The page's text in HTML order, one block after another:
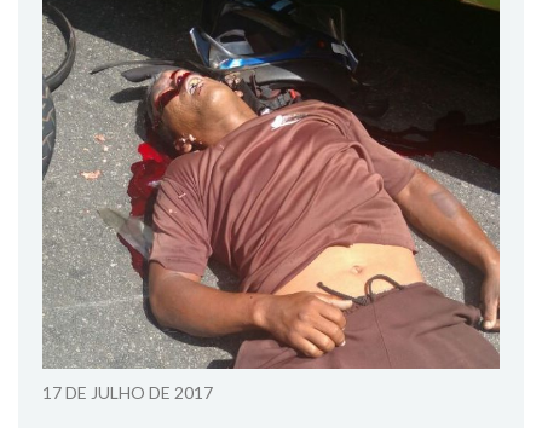
17 DE JULHO DE 2017